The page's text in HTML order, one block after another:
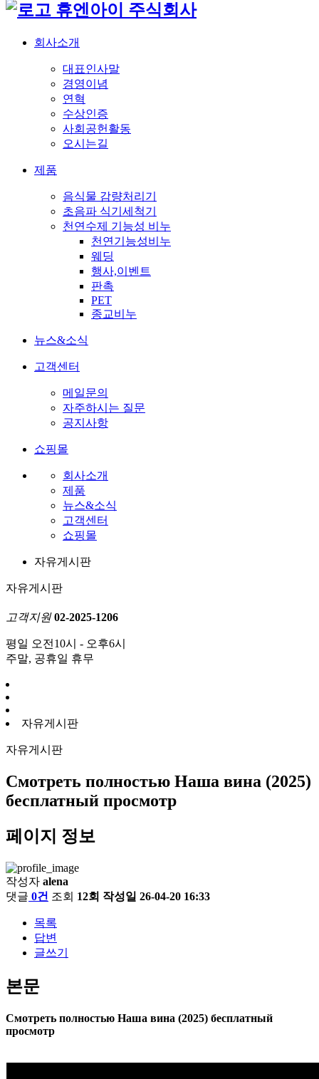
휴엔아이 주식회사
회사소개
대표인사말
경영이념
연혁
수상인증
사회공헌활동
오시는길
제품
음식물 감량처리기
초음파 식기세척기
천연수제 기능성 비누
천연기능성비누
웨딩
행사,이벤트
판촉
PET
종교비누
뉴스&소식
고객센터
메일문의
자주하시는 질문
공지사항
쇼핑몰
회사소개
제품
뉴스&소식
고객센터
쇼핑몰
자유게시판
자유게시판
고객지원 02-2025-1206
평일 오전10시 - 오후6시
주말, 공휴일 휴무
자유게시판
자유게시판
Смотреть полностью Наша вина (2025)
бесплатный просмотр
페이지 정보
작성자 alena
댓글 0건 조회 12회 작성일 26-04-20 16:33
목록
답변
글쓰기
본문
Смотреть полностью Наша вина (2025) бесплатный
просмотр